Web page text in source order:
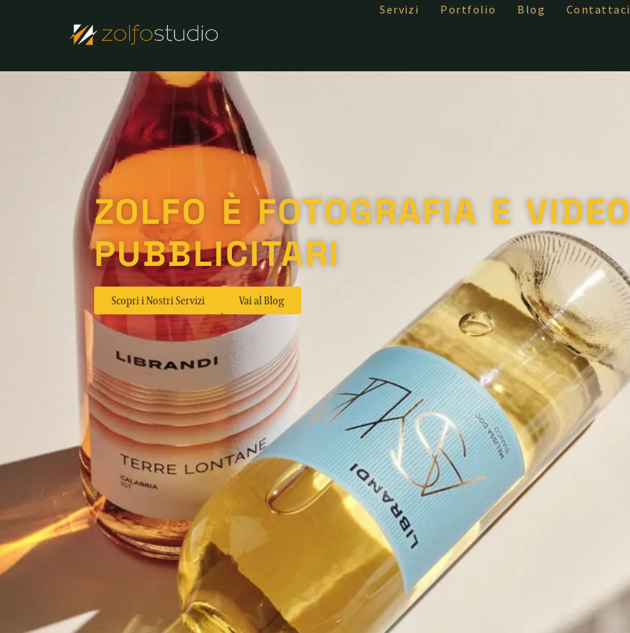
Servizi Portfolio Blog Contattaci
ZOLFO È FOTOGRAFIA E VIDEO
PUBBLICITARI
Scopri i Nostri Servizi Vai al Blog